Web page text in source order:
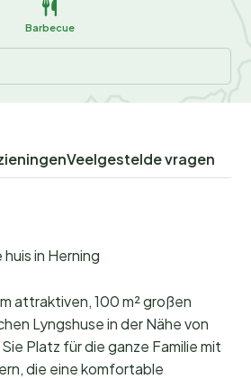
Barbecue
Veelgestelde vragen
in Herning
attraktiven, 100 m² großen
Lyngshuse in der Nähe von
Platz für die ganze Familie mit
die eine komfortable